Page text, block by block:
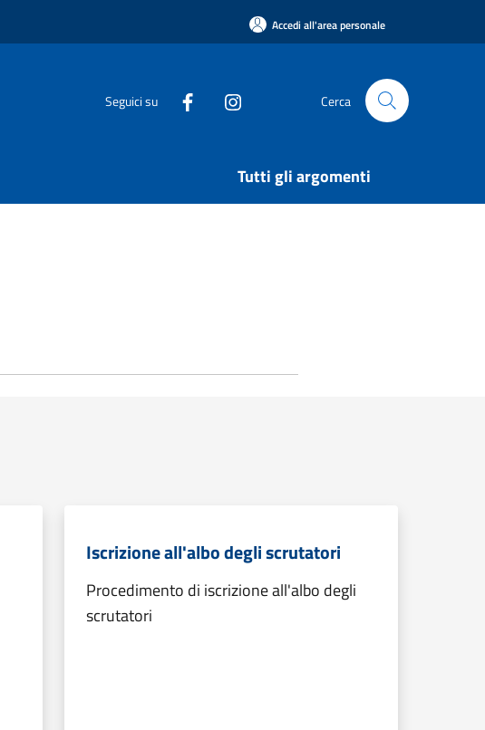
Accedi all'area personale
Seguici su Cerca
Tutti gli argomenti
Iscrizione all'albo degli scrutatori
Procedimento di iscrizione all'albo degli
scrutatori